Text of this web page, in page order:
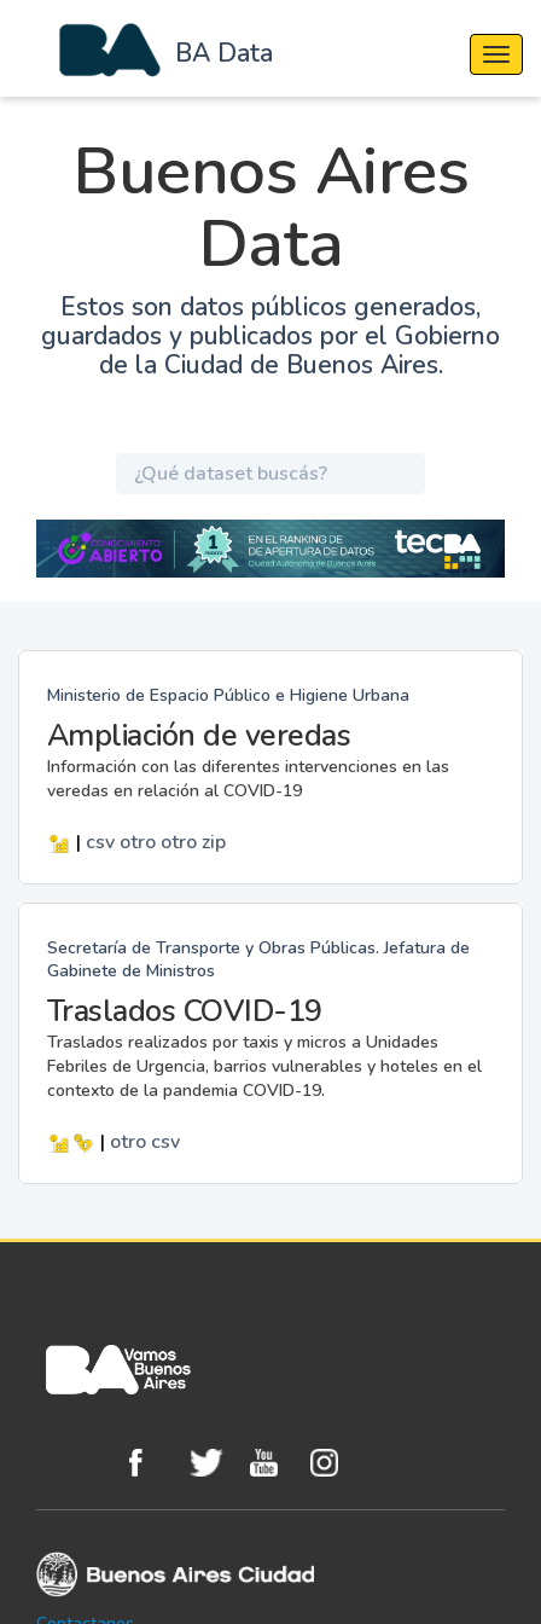
BA Data
Buenos Aires
Data
Estos son datos públicos generados,
guardados y publicados por el Gobierno
de la Ciudad de Buenos Aires.
Ministerio de Espacio Público e Higiene Urbana
Ampliación de veredas
Información con las diferentes intervenciones en las
veredas en relación al COVID-19
| csv otro otro zip
Secretaría de Transporte y Obras Públicas. Jefatura de
Gabinete de Ministros
Traslados COVID-19
Traslados realizados por taxis y micros a Unidades
Febriles de Urgencia, barrios vulnerables y hoteles en el
contexto de la pandemia COVID-19.
| otro csv